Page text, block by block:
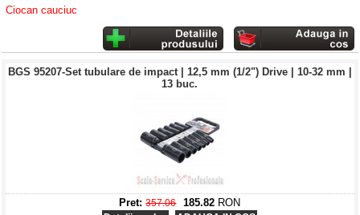
Ciocan cauciuc
BGS 95207-Set tubulare de impact | 12,5 mm (1/2") Drive | 10-32 mm |
13 buc.
Pret: 357.06 185.82 RON